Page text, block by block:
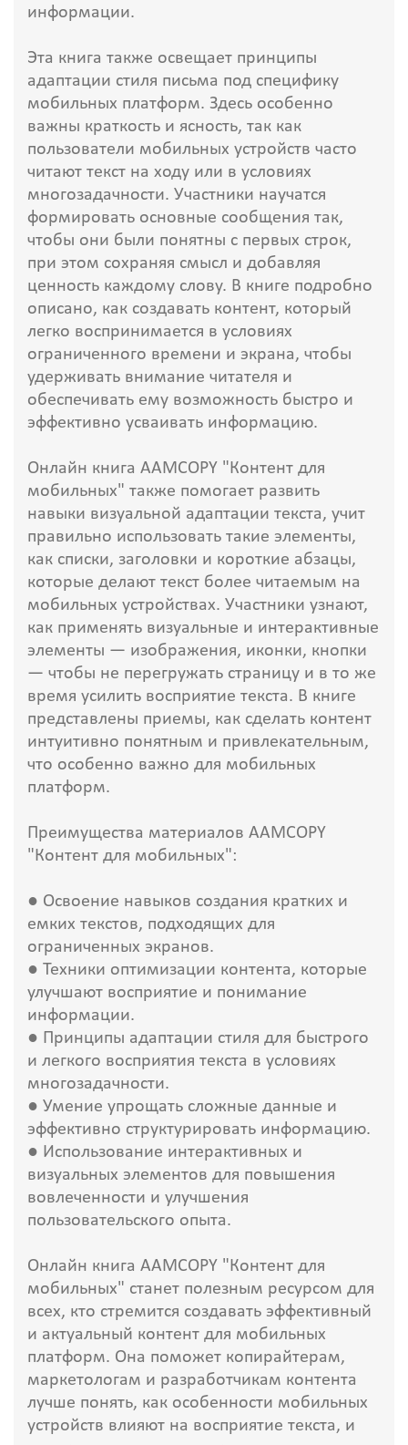
информации.
Эта книга также освещает принципы
адаптации стиля письма под специфику
мобильных платформ. Здесь особенно
важны краткость и ясность, так как
пользователи мобильных устройств часто
читают текст на ходу или в условиях
многозадачности. Участники научатся
формировать основные сообщения так,
чтобы они были понятны с первых строк,
при этом сохраняя смысл и добавляя
ценность каждому слову. В книге подробно
описано, как создавать контент, который
легко воспринимается в условиях
ограниченного времени и экрана, чтобы
удерживать внимание читателя и
обеспечивать ему возможность быстро и
эффективно усваивать информацию.
Онлайн книга AAMCOPY "Контент для
мобильных" также помогает развить
навыки визуальной адаптации текста, учит
правильно использовать такие элементы,
как списки, заголовки и короткие абзацы,
которые делают текст более читаемым на
мобильных устройствах. Участники узнают,
как применять визуальные и интерактивные
элементы — изображения, иконки, кнопки
— чтобы не перегружать страницу и в то же
время усилить восприятие текста. В книге
представлены приемы, как сделать контент
интуитивно понятным и привлекательным,
что особенно важно для мобильных
платформ.
Преимущества материалов AAMCOPY
"Контент для мобильных":
● Освоение навыков создания кратких и
емких текстов, подходящих для
ограниченных экранов.
● Техники оптимизации контента, которые
улучшают восприятие и понимание
информации.
● Принципы адаптации стиля для быстрого
и легкого восприятия текста в условиях
многозадачности.
● Умение упрощать сложные данные и
эффективно структурировать информацию.
● Использование интерактивных и
визуальных элементов для повышения
вовлеченности и улучшения
пользовательского опыта.
Онлайн книга AAMCOPY "Контент для
мобильных" станет полезным ресурсом для
всех, кто стремится создавать эффективный
и актуальный контент для мобильных
платформ. Она поможет копирайтерам,
маркетологам и разработчикам контента
лучше понять, как особенности мобильных
устройств влияют на восприятие текста, и